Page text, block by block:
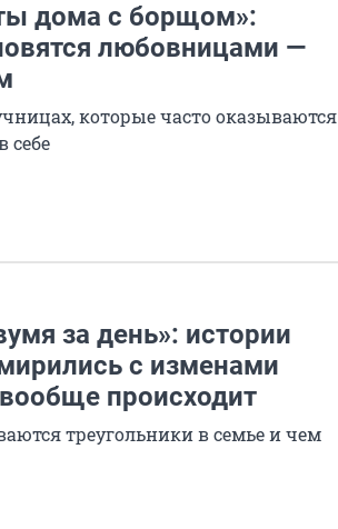
дома с борщом»:
любовницами —
которые часто оказываются
себе
за день»: истории
с изменами
происходит
треугольники в семье и чем